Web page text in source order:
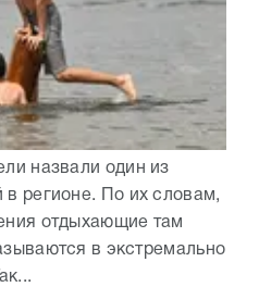
назвали один из
регионе. По их словам,
отдыхающие там
в экстремально